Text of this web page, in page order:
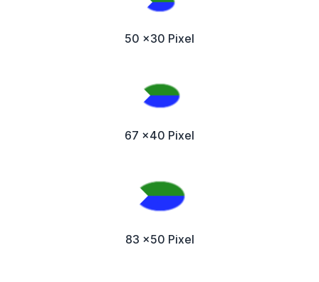
50 x30 Pixel
67 x40 Pixel
83 x50 Pixel